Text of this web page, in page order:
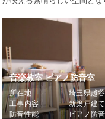
音楽教室 ピアノ防音室
所在地
埼玉県越
工事内容
新築戸建
防音性能
ピアノ防